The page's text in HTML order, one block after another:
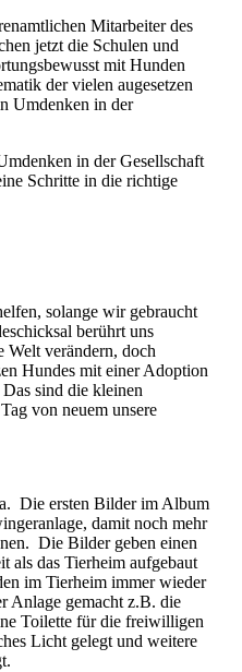
Mitarbeiter des
jetzt die Schulen und
mit Hunden
der vielen augesetzen
Umdenken in der
in der Gesellschaft
Schritte in die richtige
solange wir gebraucht
berührt uns
verändern, doch
Hundes mit einer Adoption
sind die kleinen
von neuem unsere
Die ersten Bilder im Album
damit noch mehr
Die Bilder geben einen
als das Tierheim aufgebaut
im Tierheim immer wieder
Anlage gemacht z.B. die
Toilette für die freiwilligen
Licht gelegt und weitere